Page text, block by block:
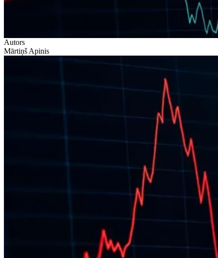
Autors
Mārtiņš Apinis